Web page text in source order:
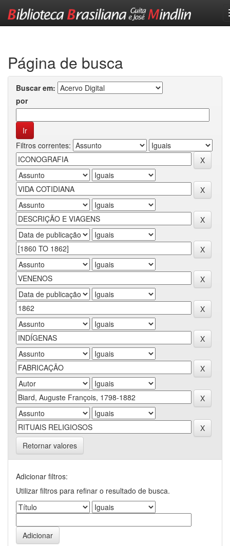
Página de busca
Buscar em:
por
Filtros correntes:
Retornar valores
Adicionar filtros:
Utilizar filtros para refinar o resultado de busca.